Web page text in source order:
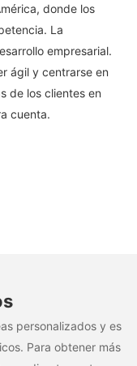
donde los
La
empresarial.
ágil y centrarse en
de los clientes en
cuenta.
personalizados y es
Para obtener más